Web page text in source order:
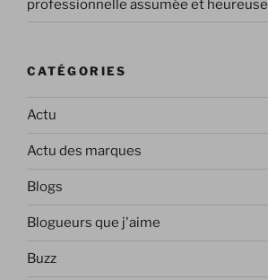
professionnelle assumée et heureuse
CATÉGORIES
Actu
Actu des marques
Blogs
Blogueurs que j'aime
Buzz